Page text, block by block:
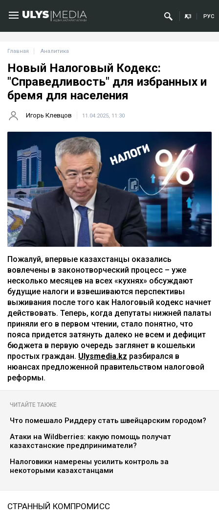
ҚАЗ РУС
Главная Аналитика
Новый Налоговый Кодекс:
"Справедливость" для избранных и
бремя для населения
Игорь Клевцов 11.04.2025, 11:30
Пожалуй, впервые казахстанцы оказались
вовлечены в законотворческий процесс – уже
несколько месяцев на всех «кухнях» обсуждают
будущие налоги и взвешиваются перспективы
выживания после того как Налоговый кодекс начнет
действовать. Теперь, когда депутаты нижней палаты
приняли его в первом чтении, стало понятно, что
пояса придется затянуть далеко не всем и дефицит
бюджета в первую очередь заглянет в кошельки
простых граждан. Ulysmedia.kz разбирался в
нюансах предложенной правительством налоговой
реформы.
ЧИТАЙТЕ ТАКЖЕ
Что помешало Риддеру стать швейцарским городом?
Атаки на Wildberries: какую помощь получат
казахстанские предприниматели?
Налоговики намерены усилить контроль за
некоторыми казахстанцами
СТРАННЫЙ КОМПРОМИСС